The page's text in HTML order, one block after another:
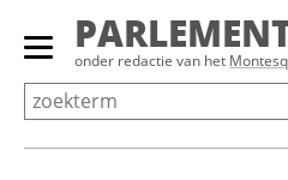
Overslaan
Primair
menu
tonen/verbergen
onder redactie van het